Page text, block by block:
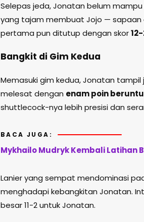
Selepas jeda, Jonatan belum
yang tajam membuat Jojo — sapaan
pertama pun ditutup dengan skor12-
Bangkit di Gim Kedua
Memasuki gim kedua, Jonatan tampil
melesat dengan enam poin
shuttlecock-nya lebih presisi dan
BACA JUGA:
Mykhailo Mudryk Kembali Latihan
Lanier yang sempat mendominasi
menghadapi kebangkitan Jonatan.
besar 11-2 untuk Jonatan.